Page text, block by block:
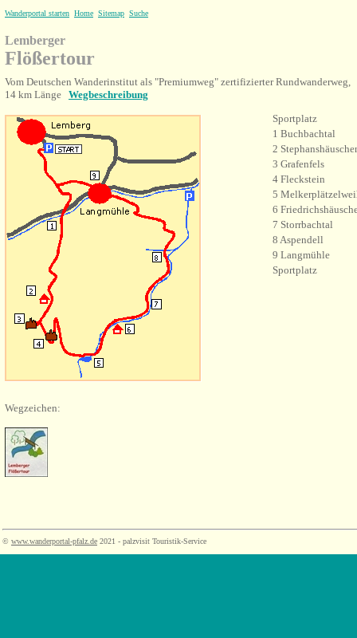
Wanderportal starten Home Sitemap Suche
Lemberger
Flößertour
Vom Deutschen Wanderinstitut als "Premiumweg" zertifizierter Rundwanderweg,
14 km Länge Wegbeschreibung
Sportplatz
1 Buchbachtal
2
3 Grafenfels
4 Fleckstein
5
6
7 Storrbachtal
8 Aspendell
9 Langmühle
Sportplatz
Wegzeichen:
© www.wanderportal-pfalz.de 2021 - palzvisit Touristik-Service